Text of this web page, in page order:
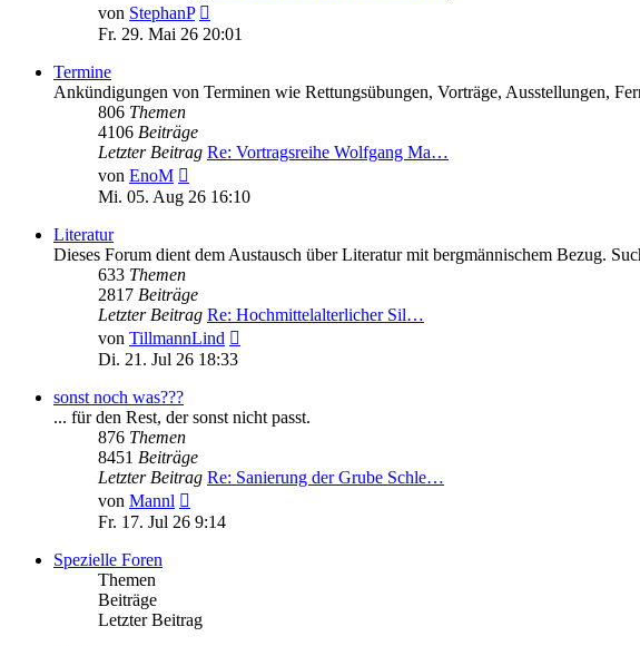
von StephanP
Beitrag
Fr. 29. Mai 26 20:01
Termine
Ankündigungen von Terminen wie Rettungsübungen, Vorträge, Ausstellungen,
806 Themen
4106 Beiträge
Letzter Beitrag Re: Vortragsreihe Wolfgang Ma…
von EnoM
Beitrag
Mi. 05. Aug 26 16:10
Literatur
Dieses Forum dient dem Austausch über Literatur mit bergmännischem Bezug.
633 Themen
2817 Beiträge
Letzter Beitrag Re: Hochmittelalterlicher Sil…
von TillmannLind
Di. 21. Jul 26 18:33
sonst noch was???
... für den Rest, der sonst nicht passt.
876 Themen
8451 Beiträge
Letzter Beitrag Re: Sanierung der Grube Schle…
von Mannl
Beitrag
Fr. 17. Jul 26 9:14
Spezielle Foren
Themen
Beiträge
Letzter Beitrag